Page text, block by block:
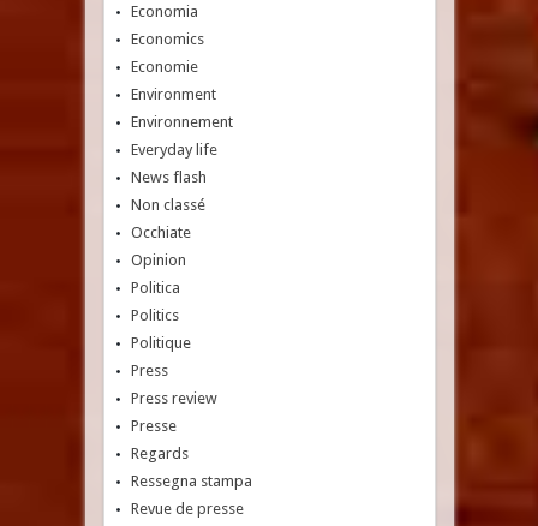
Economia
Economics
Economie
Environment
Environnement
Everyday life
News flash
Non classé
Occhiate
Opinion
Politica
Politics
Politique
Press
Press review
Presse
Regards
Ressegna stampa
Revue de presse